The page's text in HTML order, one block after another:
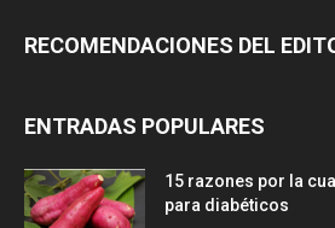
RECOMENDACIONES DEL
ENTRADAS POPULARES
15 razones por la
para diabéticos